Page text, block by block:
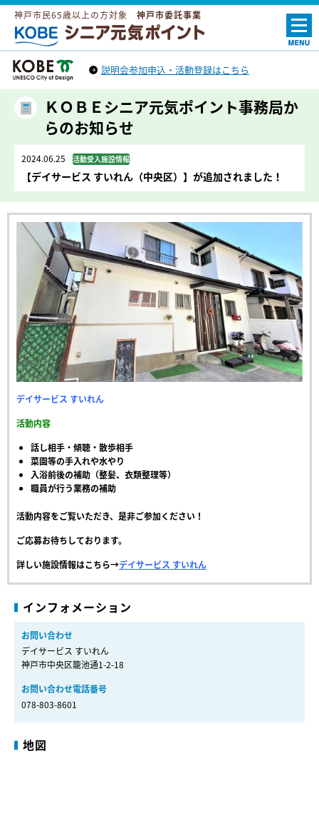
神戸市民65歳以上の方対象 神戸市委託事業
ＫＯＢＥシニア元気ポイント
神戸市トップへ
（外部リンク）
説明会参加申込・活動登録はこちら
ＫＯＢＥシニア元気ポイント事務局か
らのお知らせ
2024.06.25 活動受入施設情報
【デイサービス すいれん（中央区）】が追加されました！
デイサービス すいれん
活動内容
話し相手・傾聴・散歩相手
菜園等の手入れや水やり
入浴前後の補助（整髪、衣類整理等）
職員が行う業務の補助
活動内容をご覧いただき、是非ご参加ください！
ご応募お待ちしております。
詳しい施設情報はこちら→デイサービス すいれん
インフォメーション
お問い合わせ
デイサービス すいれん
神戸市中央区籠池通1-2-18
お問い合わせ電話番号
078-803-8601
地図